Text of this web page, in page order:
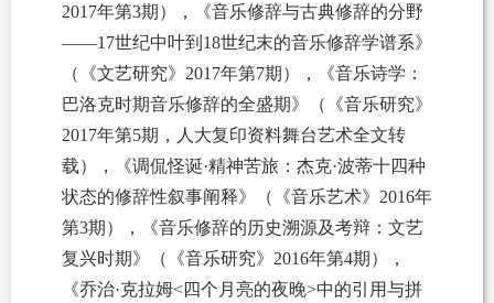
2017年第3期），《音乐修辞与古典修辞的分野
——17世纪中叶到 18世纪末的音乐修辞学谱系》
（《文艺研究》 2017年第7期），《音乐诗学：
巴洛克时期音乐修辞的全盛期》（《音乐研究》
2017年第5期，人大复印资料舞台艺术全文转
载），《调侃怪诞·精神苦旅：杰克·波蒂十四种
状态的修辞性叙事阐释》（《音乐艺术》 2016年
第3期），《音乐修辞的历史溯源及考辩：文艺
复兴时期》（《音乐研究》 2016年第4期），
《乔治·克拉姆<四个月亮的夜晚>中的引用与拼